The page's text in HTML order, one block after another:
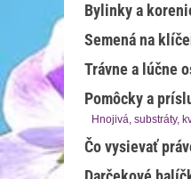
Bylinky a
Semená na
Trávne a lúčne
Pomôcky a
Hnojivá, substráty,
Čo vysievať